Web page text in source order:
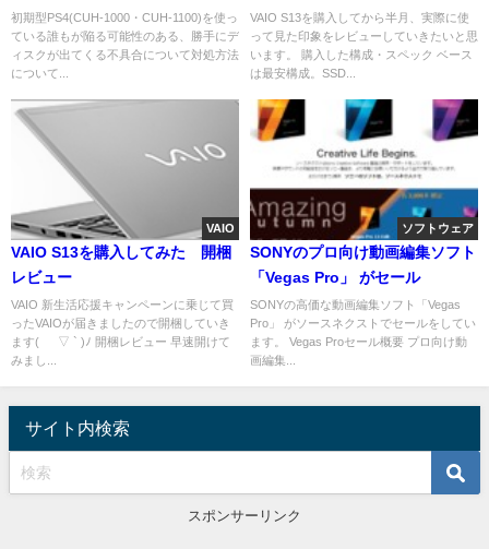
初期型PS4(CUH-1000・CUH-1100)を使っ
ている誰もが陥る可能性のある、勝手にデ
ィスクが出てくる不具合について対処方法
について...
VAIO S13を購入してから半月、実際に使
って見た印象をレビューしていきたいと思
います。 購入した構成・スペック ベース
は最安構成。SSD...
VAIO
VAIO S13を購入してみた 開梱
レビュー
VAIO 新生活応援キャンペーンに乗じて買
ったVAIOが届きましたので開梱していき
ます( ´ ▽ ` )ﾉ 開梱レビュー 早速開けて
みまし...
ソフトウェア
SONYのプロ向け動画編集ソフト
「Vegas Pro」 がセール
SONYの高価な動画編集ソフト「Vegas
Pro」 がソースネクストでセールをしてい
ます。 Vegas Proセール概要 プロ向け動
画編集...
サイト内検索
スポンサーリンク